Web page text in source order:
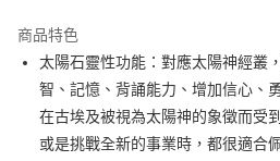
Apple Pay
街口支付
悠遊付
商品特色
太陽石靈性功能：對應太陽神經叢
智、記憶、背誦能力、增加信心、
在古埃及被視為太陽神的象徵而受
或是挑戰全新的事業時，都很適合